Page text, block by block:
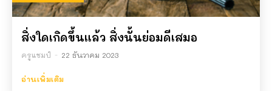
สิ่งใดเกิดขึ้นแล้ว สิ่งนั้นย่อมดีเสมอ
ครูแชมป์ - 22 ธันวาคม 2023
อ่านเพิ่มเติม